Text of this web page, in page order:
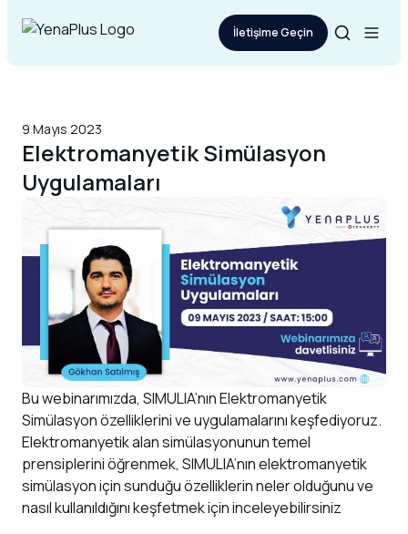
İletişime Geçin
9 Mayıs 2023
Elektromanyetik Simülasyon
Uygulamaları
Bu webinarımızda, SIMULIA’nın Elektromanyetik
Simülasyon özelliklerini ve uygulamalarını keşfediyoruz.
Elektromanyetik alan simülasyonunun temel
prensiplerini öğrenmek, SIMULIA’nın elektromanyetik
simülasyon için sunduğu özelliklerin neler olduğunu ve
nasıl kullanıldığını keşfetmek için inceleyebilirsiniz